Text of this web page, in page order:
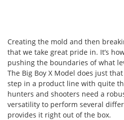
Creating the mold and then
that we take great pride in. It’s
pushing the boundaries of what
The Big Boy X Model does just
step in a product line with quite
hunters and shooters need a
versatility to perform several
provides it right out of the box.